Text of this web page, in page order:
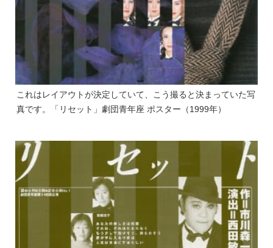
これはレイアウトが決定していて、こう撮ると決まっていた写
真です。「リセット」劇団青年座 ポスター（1999年）